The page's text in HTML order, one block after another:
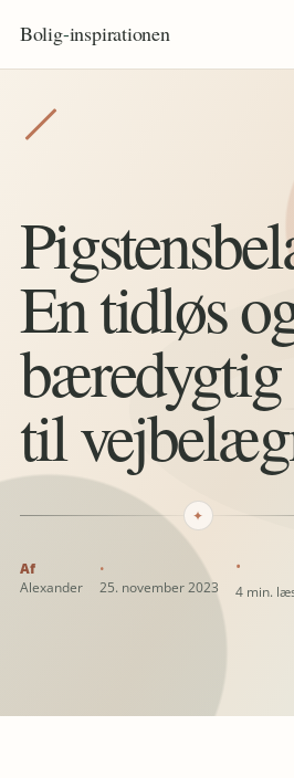
Bolig-inspirationen
En tidløs
til
✦
Alexander 25. november 2023 4 min.